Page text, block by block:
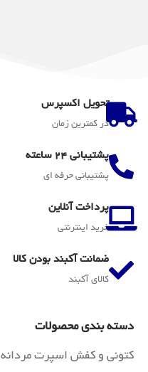
تحویل اکسپرس
در کمترین زمان
پشتیبانی 24 ساعته
پشتیبانی حرفه ای
پرداخت آنلاین
خرید اینترنتی
ضمانت آکبند بودن کالا
کالای آکبند
دسته بندی محصولات
کتونی و کفش اسپرت مردانه